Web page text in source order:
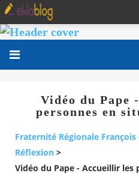
Vidéo du Pape
personnes en
Fraternité Régionale François
Réflexion >
Vidéo du Pape - Accueillir